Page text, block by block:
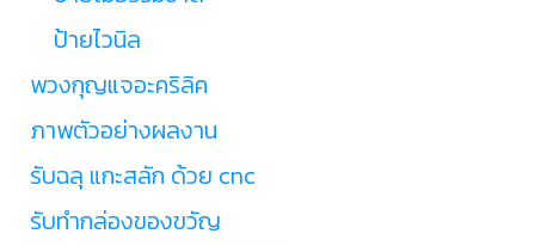
ป้ายไวนิล
พวงกุญแจอะคริลิค
ภาพตัวอย่างผลงาน
รับฉลุ แกะสลัก ด้วย cnc
รับทำกล่องของขวัญ